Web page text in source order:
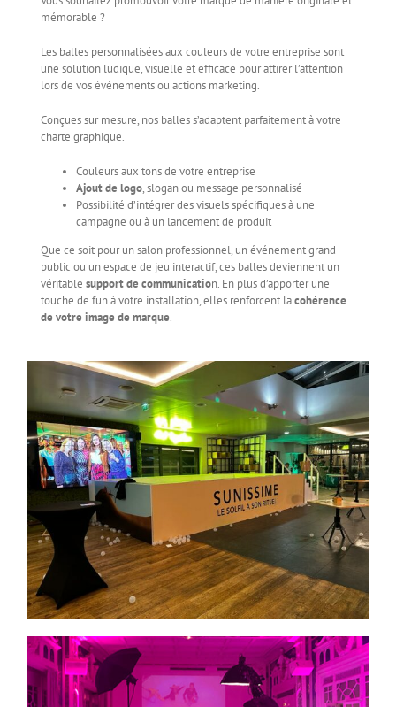
mémorable ?
Les balles personnalisées aux couleurs de votre entreprise sont
une solution ludique, visuelle et efficace pour attirer l’attention
lors de vos événements ou actions marketing.
Conçues sur mesure, nos balles s’adaptent parfaitement à votre
charte graphique.
Couleurs aux tons de votre entreprise
Ajout de logo, slogan ou message personnalisé
Possibilité d’intégrer des visuels spécifiques à une
campagne ou à un lancement de produit
Que ce soit pour un salon professionnel, un événement grand
public ou un espace de jeu interactif, ces balles deviennent un
véritable support de communication. En plus d’apporter une
touche de fun à votre installation, elles renforcent lacohérence
de votre image de marque.